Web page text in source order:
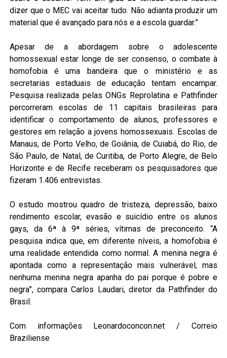
dizer que o MEC vai aceitar tudo. Não adianta produzir um
material que é avançado para nós e a escola guardar.”
Apesar de a abordagem sobre o adolescente
homossexual estar longe de ser consenso, o combate à
homofobia é uma bandeira que o ministério e as
secretarias estaduais de educação tentam encampar.
Pesquisa realizada pelas ONGs Reprolatina e Pathfinder
percorreram escolas de 11 capitais brasileiras para
identificar o comportamento de alunos, professores e
gestores em relação a jovens homossexuais. Escolas de
Manaus, de Porto Velho, de Goiânia, de Cuiabá, do Rio, de
São Paulo, de Natal, de Curitiba, de Porto Alegre, de Belo
Horizonte e de Recife receberam os pesquisadores que
fizeram 1.406 entrevistas.
O estudo mostrou quadro de tristeza, depressão, baixo
rendimento escolar, evasão e suicídio entre os alunos
gays, da 6ª à 9ª séries, vítimas de preconceito. “A
pesquisa indica que, em diferente níveis, a homofobia é
uma realidade entendida como normal. A menina negra é
apontada como a representação mais vulnerável, mas
nenhuma menina negra apanha do pai porque é pobre e
negra”, compara Carlos Laudari, diretor da Pathfinder do
Brasil.
Com informações Leonardoconcon.net / Correio
Braziliense